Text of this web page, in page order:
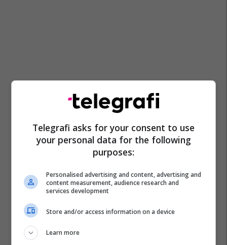
Telegrafi asks for your consent to use
your personal data for the following
purposes:
Personalised advertising and content, advertising and
content measurement, audience research and
services development
Store and/or access information on a device
Learn more